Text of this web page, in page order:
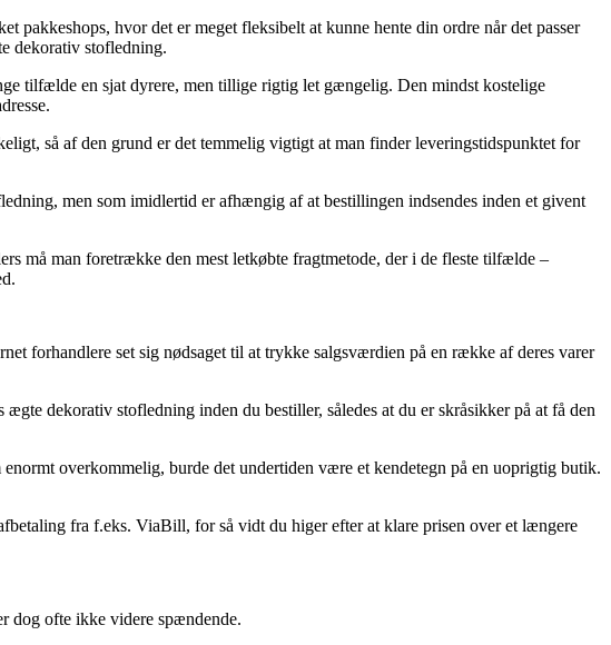
hvor det er meget fleksibelt at kunne hente din ordre når det passer
dekorativ stofledning.
tilfælde en sjat dyrere, men tillige rigtig let gængelig. Den mindst kostelige
så af den grund er det temmelig vigtigt at man finder leveringstidspunktet for
men som imidlertid er afhængig af at bestillingen indsendes inden et givent
må man foretrække den mest letkøbte fragtmetode, der i de fleste tilfælde –
forhandlere set sig nødsaget til at trykke salgsværdien på en række af deres varer
dekorativ stofledning inden du bestiller, således at du er skråsikker på at få den
overkommelig, burde det undertiden være et kendetegn på en uoprigtig butik.
fra f.eks. ViaBill, for så vidt du higer efter at klare prisen over et længere
dog ofte ikke videre spændende.